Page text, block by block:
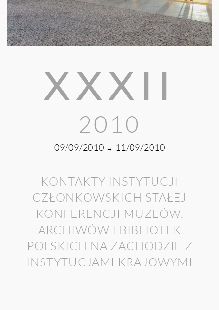
XXXII
2010
09/09/2010 → 11/09/2010
KONTAKTY INSTYTUCJI
CZŁONKOWSKICH STAŁEJ
KONFERENCJI MUZEÓW,
ARCHIWÓW I BIBLIOTEK
POLSKICH NA ZACHODZIE Z
INSTYTUCJAMI KRAJOWYMI